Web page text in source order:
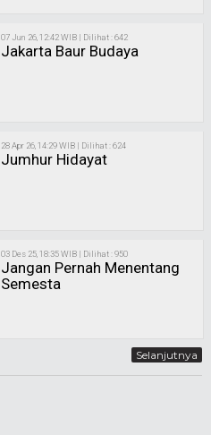
07 Jun 26, 12:42 WIB | Dilihat : 642
Jakarta Baur Budaya
28 Apr 26, 14:29 WIB | Dilihat : 624
Jumhur Hidayat
03 Des 25, 18:35 WIB | Dilihat : 950
Jangan Pernah Menentang
Semesta
Selanjutnya